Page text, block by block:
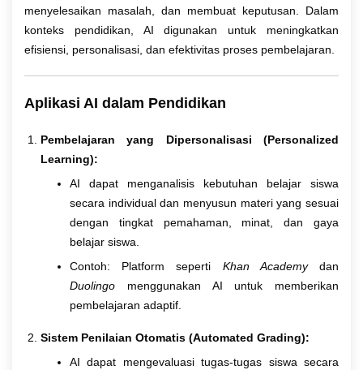
menyelesaikan masalah, dan membuat keputusan. Dalam
konteks pendidikan, AI digunakan untuk meningkatkan
efisiensi, personalisasi, dan efektivitas proses pembelajaran.
Aplikasi AI dalam Pendidikan
Pembelajaran yang Dipersonalisasi (Personalized
Learning):
AI dapat menganalisis kebutuhan belajar siswa
secara individual dan menyusun materi yang sesuai
dengan tingkat pemahaman, minat, dan gaya
belajar siswa.
Contoh: Platform seperti Khan Academydan
Duolingo menggunakan AI untuk memberikan
pembelajaran adaptif.
Sistem Penilaian Otomatis (Automated Grading):
AI dapat mengevaluasi tugas-tugas siswa secara